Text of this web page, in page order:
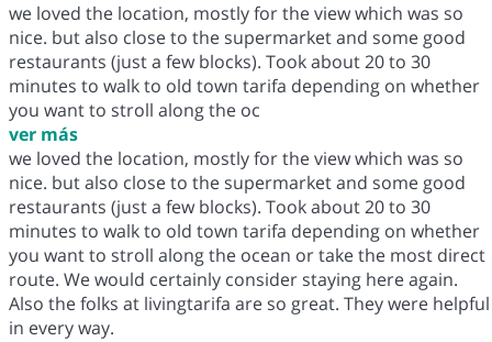
we loved the location, mostly for the view which was so
nice. but also close to the supermarket and some good
restaurants (just a few blocks). Took about 20 to 30
minutes to walk to old town tarifa depending on whether
you want to stroll along the oc
ver más
we loved the location, mostly for the view which was so
nice. but also close to the supermarket and some good
restaurants (just a few blocks). Took about 20 to 30
minutes to walk to old town tarifa depending on whether
you want to stroll along the ocean or take the most direct
route. We would certainly consider staying here again.
Also the folks at livingtarifa are so great. They were helpful
in every way.